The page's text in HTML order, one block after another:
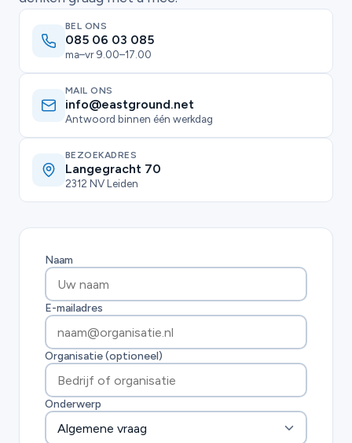
BEL ONS
085 06 03 085
ma–vr 9.00–17.00
MAIL ONS
info@eastground.net
Antwoord binnen één werkdag
BEZOEKADRES
Langegracht 70
2312 NV Leiden
Naam
E-mailadres
Organisatie (optioneel)
Onderwerp